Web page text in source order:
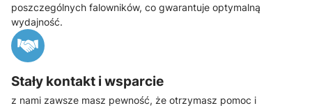
poszczególnych falowników, co gwarantuje optymalną
wydajność.
Stały kontakt i wsparcie
z nami zawsze masz pewność, że otrzymasz pomoc i